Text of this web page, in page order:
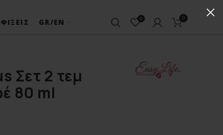
GR/EN 0 0
Σετ 2 τεμ
80 ml